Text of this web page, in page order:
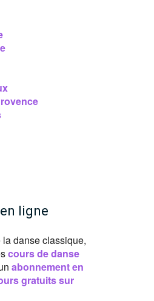
ligne
danse classique,
cours de danse
abonnement en
gratuits sur